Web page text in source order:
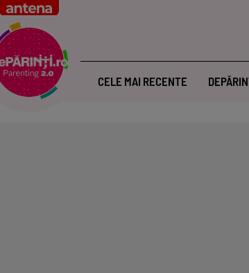
CELE MAI RECENTE